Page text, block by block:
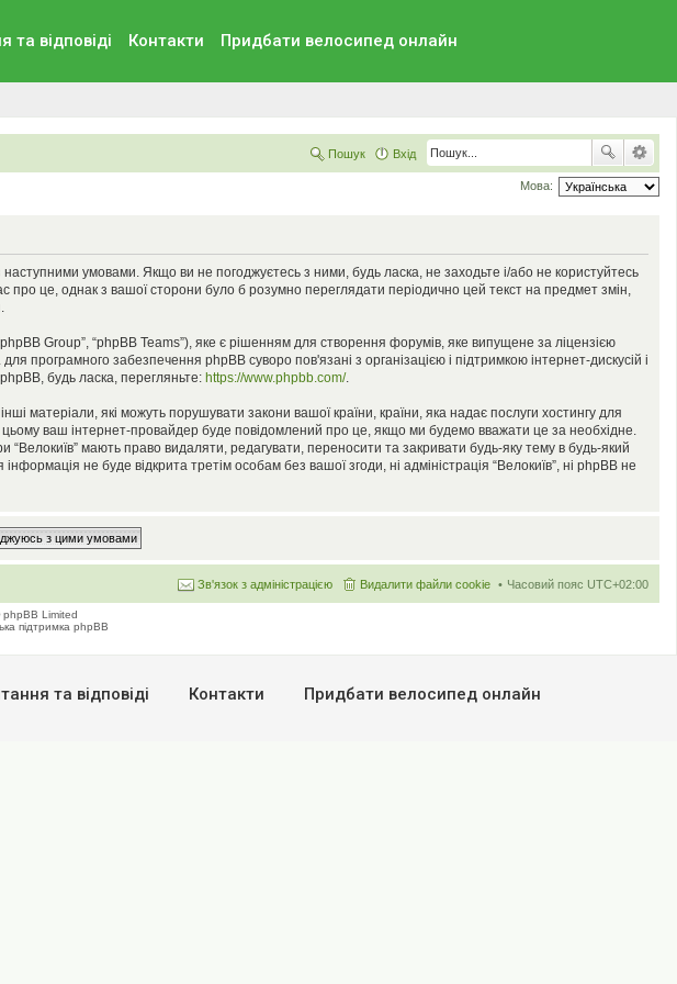
та вiдповiдi Контакти Придбати велосипед онлайн
Вхід
Пошук
Мова:
наступними умовами. Якщо ви не погоджуєтесь з ними, будь ласка, не заходьте і/або не користуйтесь
це, однак з вашої сторони було б розумно переглядати періодично цей текст на предмет змін,
Group”, “phpBB Teams”), яке є рішенням для створення форумів, яке випущене за ліцензією
для програмного забезпечення phpBB суворо пов'язані з організацією і підтримкою інтернет-дискусій і
будь ласка, перегляньте: https://www.phpbb.com/.
матеріали, які можуть порушувати закони вашої країни, країни, яка надає послуги хостингу для
цьому ваш інтернет-провайдер буде повідомлений про це, якщо ми будемо вважати це за необхідне.
мають право видаляти, редагувати, переносити та закривати будь-яку тему в будь-який
не буде відкрита третім особам без вашої згоди, ні адміністрація “Велокиїв”, ні phpBB не
Часовий пояс UTC+02:00
Видалити файли cookie
Зв'язок з адміністрацією
Limited
підтримка phpBB
та вiдповiдi Контакти Придбати велосипед онлайн